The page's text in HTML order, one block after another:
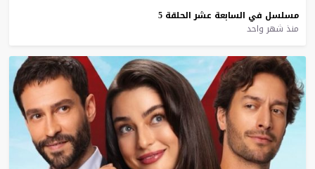
مسلسل في السابعة عشر الحلقة 5
منذ شهر واحد